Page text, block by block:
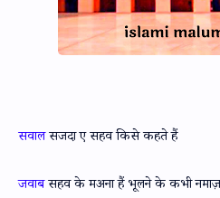
सवालसजदा ए सहव किसे कहते हैं
जवाबसहव के मअना हैं भूलने के कभी नमाज़